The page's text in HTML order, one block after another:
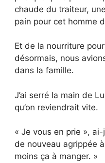
chaude du traiteur,
pain pour cet homme
Et de la nourriture
désormais, nous
dans la famille.
J’ai serré la main de
qu’on reviendrait vite.
« Je vous en prie »,
de nouveau agrippée
moins ça à manger. »